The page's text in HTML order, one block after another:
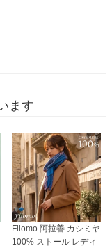
ます
Filomo 阿拉善 カシミヤ
100% ストール レディ